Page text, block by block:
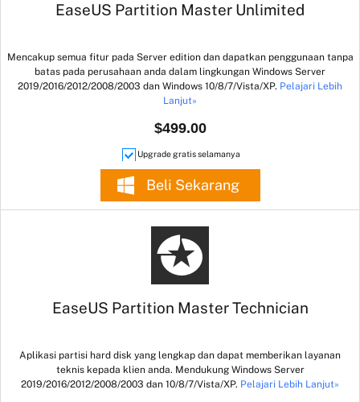
EaseUS Partition Master Unlimited
Mencakup semua fitur pada Server edition dan dapatkan penggunaan tanpa
batas pada perusahaan anda dalam lingkungan Windows Server
2019/2016/2012/2008/2003 dan Windows 10/8/7/Vista/XP. Pelajari Lebih
Lanjut»
$499.00
Upgrade gratis selamanya
Beli Sekarang
EaseUS Partition Master Technician
Aplikasi partisi hard disk yang lengkap dan dapat memberikan layanan
teknis kepada klien anda. Mendukung Windows Server
2019/2016/2012/2008/2003 dan 10/8/7/Vista/XP. Pelajari Lebih Lanjut»